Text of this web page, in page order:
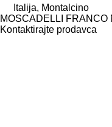
Italija, Montalcino
MOSCADELLI FRANCO
Kontaktirajte prodavca